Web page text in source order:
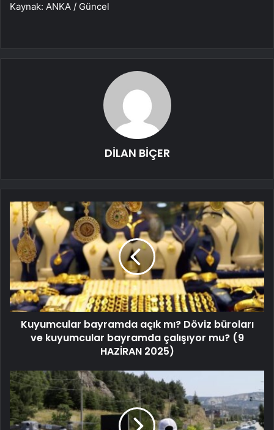
Kaynak: ANKA / Güncel
DİLAN BİÇER
Kuyumcular bayramda açık mı? Döviz büroları
ve kuyumcular bayramda çalışıyor mu? (9
HAZİRAN 2025)